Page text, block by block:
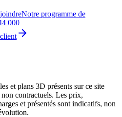
Notre programme de
000
et plans 3D présents sur ce site
non contractuels. Les prix,
et présentés sont indicatifs, non